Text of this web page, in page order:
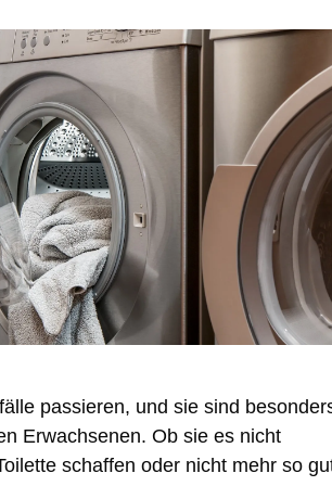
passieren, und sie sind
Erwachsenen. Ob sie es nicht
schaffen oder nicht mehr so